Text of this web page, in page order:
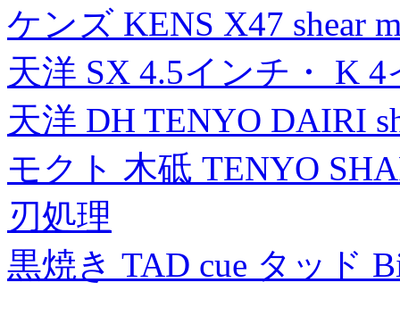
ケンズ KENS X47 shear
天洋 SX 4.5インチ・ K
天洋 DH TENYO DAIRI
モクト 木砥 TENYO
刃処理
黒焼き TAD cue タッド